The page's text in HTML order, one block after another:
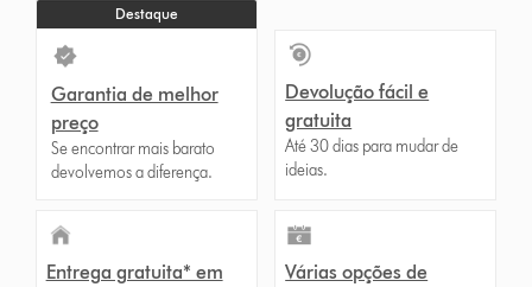
Destaque
Garantia de melhor
preço
Se encontrar mais barato
devolvemos a diferença.
Devolução fácil e
gratuita
Até 30 dias para mudar de
ideias.
Entrega gratuita* em
Várias opções de